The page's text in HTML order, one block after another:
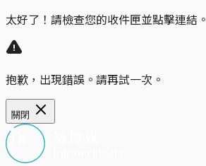
太好了！請檢查您的收件匣並點擊連結。
抱歉，出現錯誤。請再試一次。
關閉